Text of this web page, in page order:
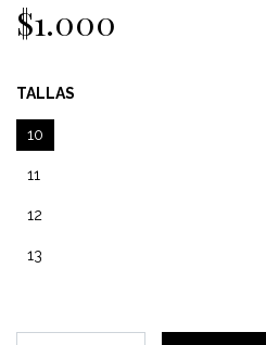
$1.000
TALLAS
10
11
12
13